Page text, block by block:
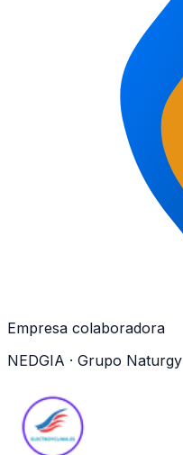
Empresa colaboradora
NEDGIA · Grupo Naturgy